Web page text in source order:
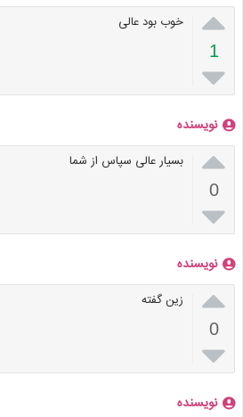

1

خوب بود عالی
نویسنده

0

بسیار عالی سپاس از شما
نویسنده

0

زین گفته
نویسنده